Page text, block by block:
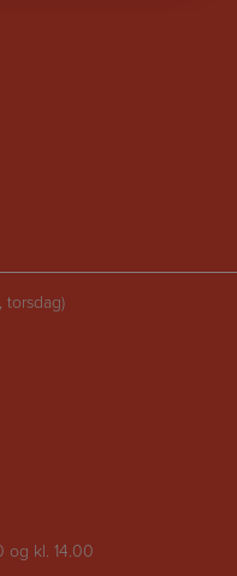
torsdag)
og kl. 14.00